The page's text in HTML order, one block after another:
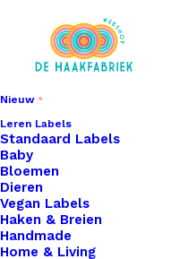
Nieuw
Leren Labels
Standaard Labels
Baby
Bloemen
Dieren
Vegan Labels
Haken & Breien
Handmade
Home & Living